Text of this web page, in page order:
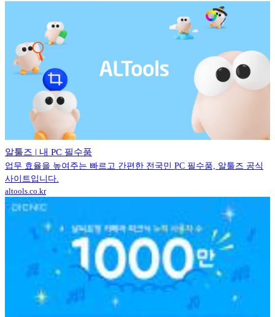
알툴즈 | 내 PC 필수품
업무 효율을 높여주는 빠르고 간편한 전국민 PC 필수품, 알툴즈 공식
사이트입니다.
altools.co.kr